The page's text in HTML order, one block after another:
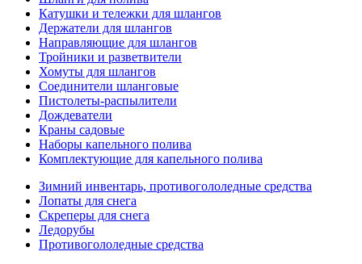
Катушки и тележки для шлангов
Держатели для шлангов
Направляющие для шлангов
Тройники и разветвители
Хомуты для шлангов
Соединители шланговые
Пистолеты-распылители
Дождеватели
Краны садовые
Наборы капельного полива
Комплектующие для капельного полива
Зимний инвентарь, противогололедные средства
Лопаты для снега
Скреперы для снега
Ледорубы
Противогололедные средства